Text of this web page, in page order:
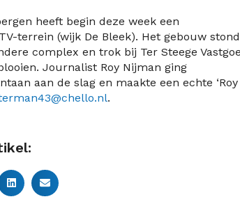
heeft begin deze week een
terrein (wijk De Bleek). Het gebouw stond
complex en trok bij Ter Steege
Journalist Roy Nijman ging
aan de slag en maakte een echte ‘Roy
.